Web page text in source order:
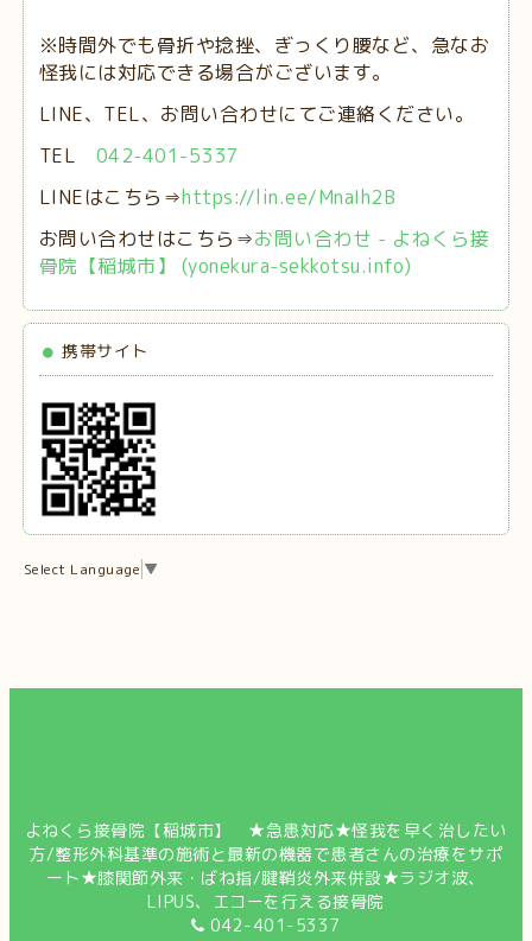
※時間外でも骨折や捻挫、ぎっくり腰など、急なお
怪我には対応できる場合がございます。
LINE、TEL、お問い合わせにてご連絡ください。
TEL 042-401-5337
LINEはこちら⇒https://lin.ee/MnaIh2B
お問い合わせはこちら⇒お問い合わせ - よねくら接
骨院【稲城市】 (yonekura-sekkotsu.info)
携帯サイト
Select Language ▼
よねくら接骨院【稲城市】 ★急患対応★怪我を早く治したい
方/整形外科基準の施術と最新の機器で患者さんの治療をサポ
ート★膝関節外来・ばね指/腱鞘炎外来併設★ラジオ波、
LIPUS、エコーを行える接骨院
042-401-5337